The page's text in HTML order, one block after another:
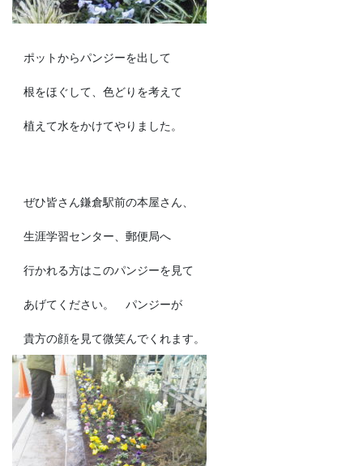
ポットからパンジーを出して
根をほぐして、色どりを考えて
植えて水をかけてやりました。
ぜひ皆さん鎌倉駅前の本屋さん、
生涯学習センター、郵便局へ
行かれる方はこのパンジーを見て
あげてください。 パンジーが
貴方の顔を見て微笑んでくれます。